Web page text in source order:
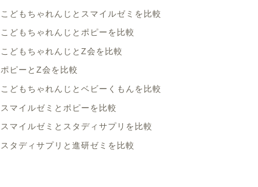
こどもちゃれんじとスマイルゼミを比較
こどもちゃれんじとポピーを比較
こどもちゃれんじとZ会を比較
ポピーとZ会を比較
こどもちゃれんじとベビーくもんを比較
スマイルゼミとポピーを比較
スマイルゼミとスタディサプリを比較
スタディサプリと進研ゼミを比較